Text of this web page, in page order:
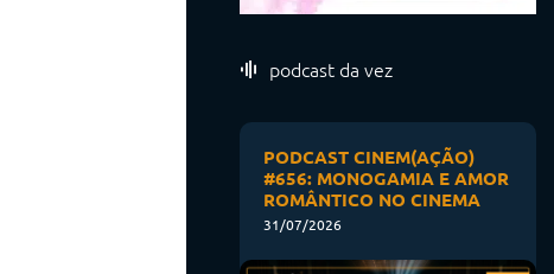
podcast da vez
PODCAST CINEM(AÇÃO)
#656: MONOGAMIA E AMOR
ROMÂNTICO NO CINEMA
31/07/2026